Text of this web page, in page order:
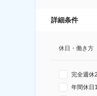
詳細条件
休日・働き方
完全週休
年間休日